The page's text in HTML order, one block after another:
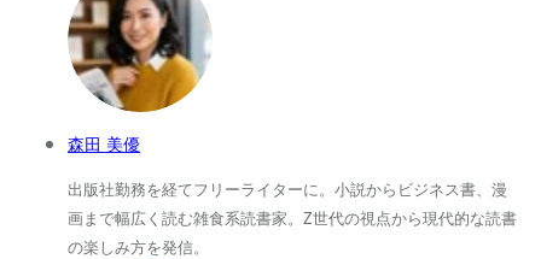
森田 美優
出版社勤務を経てフリーライターに。小説からビジネス書、漫
画まで幅広く読む雑食系読書家。Z世代の視点から現代的な読書
の楽しみ方を発信。